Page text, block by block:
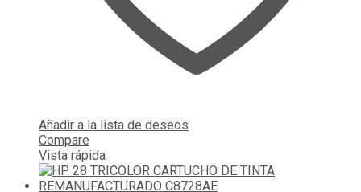
Añadir a la lista de deseos
Compare
Vista rápida